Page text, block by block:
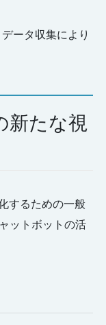
ータ収集により
新たな視
するための一般
ットボットの活